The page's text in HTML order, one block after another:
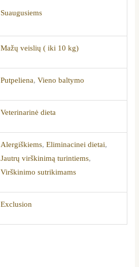
Suaugusiems
Mažų veislių ( iki 10 kg)
Putpeliena,Vieno baltymo
Veterinarinė dieta
Alergiškiems,Eliminacinei dietai,
Jautrų virškinimą turintiems,
Virškinimo sutrikimams
Exclusion